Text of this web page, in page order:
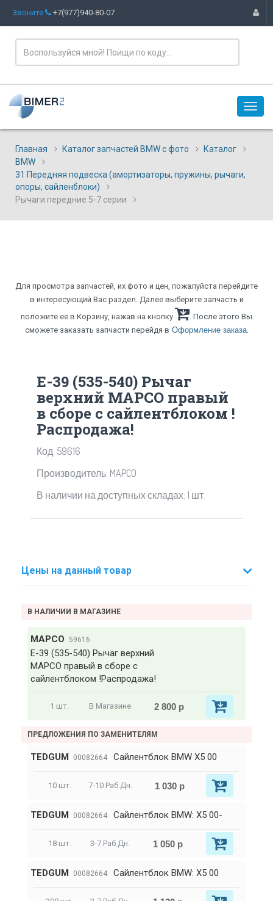
Звоните +7(977)940-80-07
Главная Каталог запчастей BMW с фото
Каталог
BMW
31 Передняя подвеска (амортизаторы, пружины, рычаги,
опоры, сайленблоки)
Рычаги передние 5-7 серии
Для просмотра запчастей, их фото и цен, пожалуйста перейдите
в интересующий Вас раздел. Далее выберите запчасть и
положите ее в Корзину, нажав на кнопку
. После этого Вы
сможете заказать запчасти перейдя в Оформление заказа.
E-39 (535-540) Рычаг
верхний MAPCO правый
в сборе с сайлентблоком !
Распродажа!
Код: 59616
Производитель: MAPCO
В наличии на доступных складах: 1 шт.
Цены на данный товар
В НАЛИЧИИ В МАГАЗИНЕ
MAPCO 59616
E-39 (535-540) Рычаг верхний
MAPCO правый в сборе с
сайлентблоком !Распродажа!
1 шт. В Магазине 2 800 р
ПРЕДЛОЖЕНИЯ ПО ЗАМЕНИТЕЛЯМ
TEDGUM 00082664 Сайлентблок BMW X5 00
10 шт. 7-10 Раб.Дн. 1 030 р
TEDGUM 00082664 Сайлентблок BMW: X5 00-
18 шт. 3-7 Раб.Дн. 1 050 р
TEDGUM 00082664 Сайлентблок BMW: X5 00